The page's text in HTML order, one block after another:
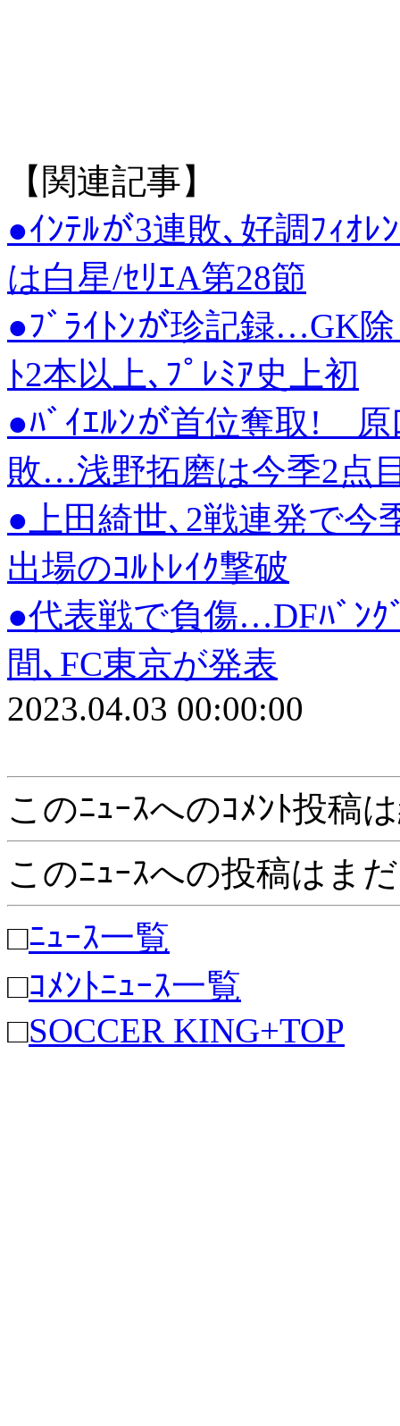
【関連記事】
●ｲﾝﾃﾙが3連敗､好調ﾌｨｵ
は白星/ｾﾘｴA第28節
●ﾌﾞﾗｲﾄﾝが珍記録…GK
ﾄ2本以上､ﾌﾟﾚﾐｱ史上初
●ﾊﾞｲｴﾙﾝが首位奪取! 原
敗…浅野拓磨は今季2点
●上田綺世､2戦連発で
出場のｺﾙﾄﾚｲｸ撃破
●代表戦で負傷…DFﾊﾞﾝｸ
間､FC東京が発表
2023.04.03 00:00:00
このﾆｭｰｽへのｺﾒﾝﾄ投稿
このﾆｭｰｽへの投稿はま
□ﾆｭｰｽ一覧
□ｺﾒﾝﾄﾆｭｰｽ一覧
□SOCCER KING+TOP